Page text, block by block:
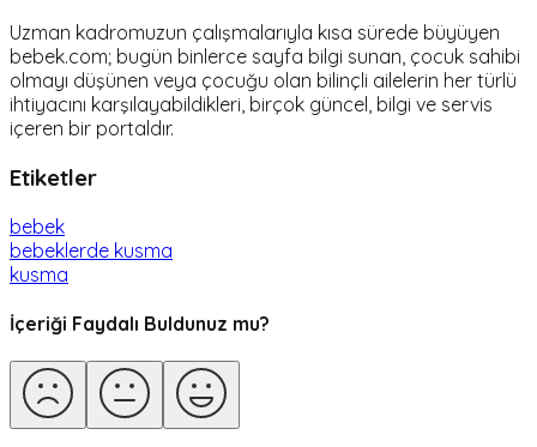
Uzman kadromuzun çalışmalarıyla kısa sürede büyüyen
bebek.com; bugün binlerce sayfa bilgi sunan, çocuk sahibi
olmayı düşünen veya çocuğu olan bilinçli ailelerin her türlü
ihtiyacını karşılayabildikleri, birçok güncel, bilgi ve servis
içeren bir portaldır.
Etiketler
bebek
bebeklerde kusma
kusma
İçeriği Faydalı Buldunuz mu?